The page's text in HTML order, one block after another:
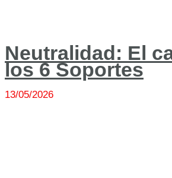
Neutralidad: El
los 6 Soportes
13/05/2026